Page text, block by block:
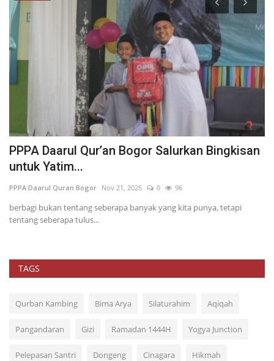
PPPA Daarul Qur’an Bogor Salurkan Bingkisan
untuk Yatim...
PPPA Daarul Quran Bogor Nov 21, 2025 0 96
berbagi bukan tentang seberapa banyak yang kita punya, tetapi
tentang seberapa tulus...
TAGS
Qurban Kambing Bima Arya Silaturahim Aqiqah
Pangandaran Gizi Ramadan 1444H Yogya Junction
Pelepasan Santri Dongeng Cinagara Hikmah